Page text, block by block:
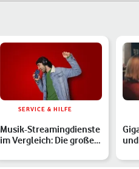
SERVICE & HILFE
Musik-Streamingdienste
im Vergleich: Die große